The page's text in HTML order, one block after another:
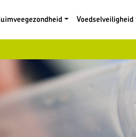
Voedselveiligheid